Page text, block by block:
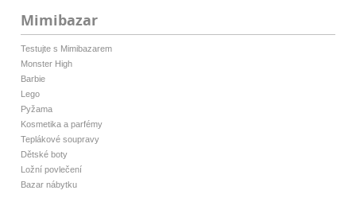
Mimibazar
Testujte s Mimibazarem
Monster High
Barbie
Lego
Pyžama
Kosmetika a parfémy
Teplákové soupravy
Dětské boty
Ložní povlečení
Bazar nábytku